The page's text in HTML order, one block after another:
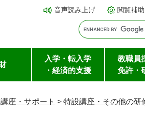
音声読み上げ 閲覧補助
入学・転入学
・経済的支援
教職員
免許・
座・サポート > 特設講座・その他の研